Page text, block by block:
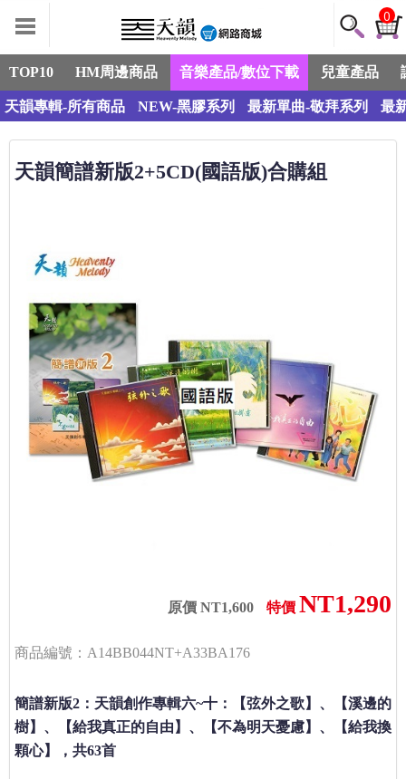
0
TOP10 HM周邊商品 音樂產品/數位下載 兒童產品
天韻專輯-所有商品 NEW-黑膠系列 最新單曲-敬拜系列 最
天韻簡譜新版2+5CD(國語版)合購組
原價 NT1,600 特價 NT1,290
商品編號：A14BB044NT+A33BA176
簡譜新版2：天韻創作專輯六~十：【弦外之歌】、【溪邊的
樹】、【給我真正的自由】、【不為明天憂慮】、【給我換
顆心】，共63首